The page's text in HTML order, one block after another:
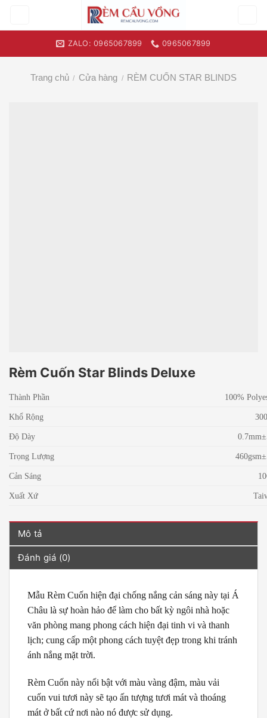
ZALO: 0965067899 0965067899
Trang chủ / Cửa hàng / RÈM CUỐN STAR BLINDS
Rèm Cuốn Star Blinds Deluxe
Thành Phần 100%
Khổ Rộng
Độ Dày
Trọng Lượng
Cản Sáng
Xuất Xứ
Mô tả
Đánh giá (0)
Mẫu Rèm Cuốn hiện đại chống nắng cản sáng này tại Á
Châu là sự hoàn hảo để làm cho bất kỳ ngôi nhà hoặc
văn phòng mang phong cách hiện đại tinh vi và thanh
lịch; cung cấp một phong cách tuyệt đẹp trong khi tránh
ánh nắng mặt trời.
Rèm Cuốn này nổi bật với màu vàng đậm, màu vải
cuốn vui tươi này sẽ tạo ấn tượng tươi mát và thoáng
mát ở bất cứ nơi nào nó được sử dụng.